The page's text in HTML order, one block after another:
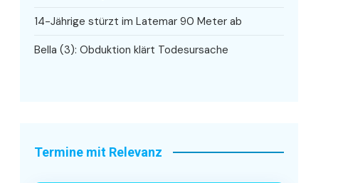
14-Jährige stürzt im Latemar 90 Meter ab
Bella (3): Obduktion klärt Todesursache
Termine mit Relevanz